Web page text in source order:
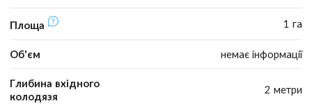
Площа 1 га
Об'єм немає інформації
Глибина вхідного
колодязя
2 метри